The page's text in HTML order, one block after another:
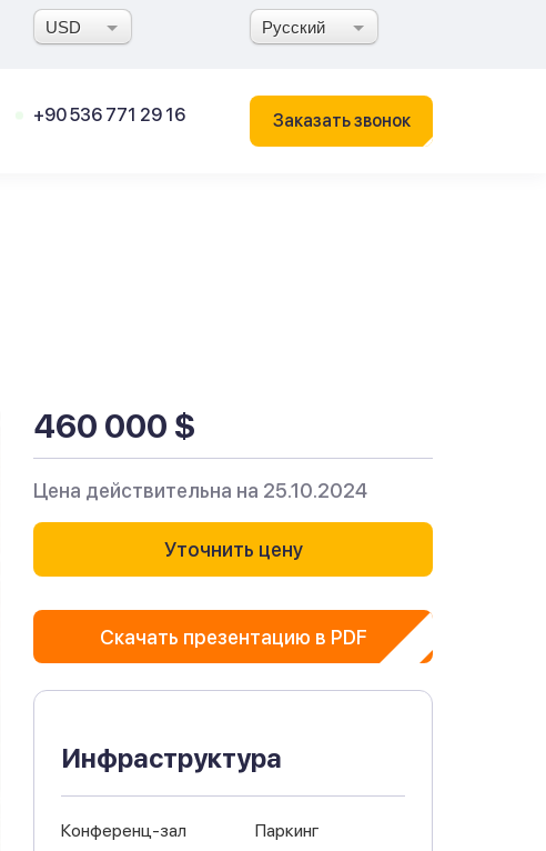
USD Русский
+90 536 771 29 16 Заказать звонок
460 000 $
Цена действительна на 25.10.2024
Уточнить цену
Скачать презентацию в PDF
Инфраструктура
Конференц-зал
Паркинг